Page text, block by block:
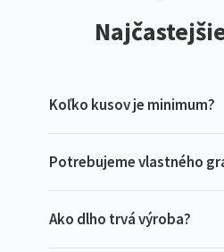
Koľko kusov je minimum?
Potrebujeme vlastného
Ako dlho trvá výroba?